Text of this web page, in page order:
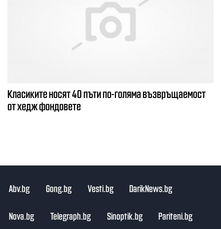
Класиките носят 40 пъти по-голяма възвръщаемост
от хедж фондовете
Abv.bg Gong.bg Vesti.bg DarikNews.bg
Nova.bg Telegraph.bg Sinoptik.bg Pariteni.bg